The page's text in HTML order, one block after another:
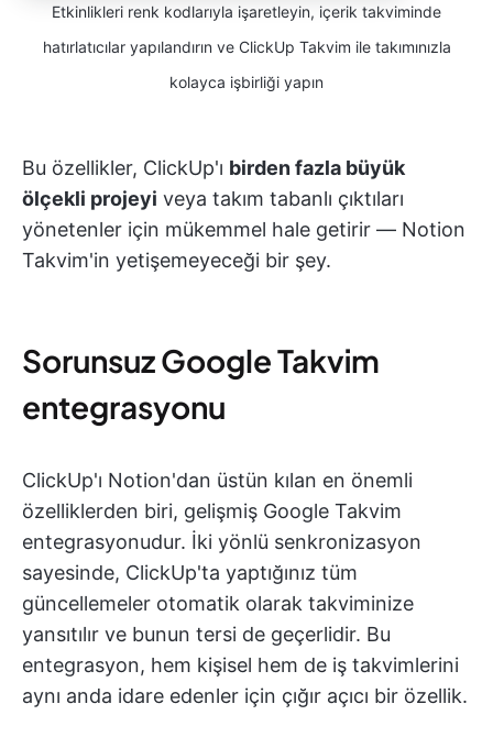
Etkinlikleri renk kodlarıyla işaretleyin, içerik takviminde
hatırlatıcılar yapılandırın ve ClickUp Takvim ile takımınızla
kolayca işbirliği yapın
Bu özellikler, ClickUp'ı birden fazla büyük
ölçekli projeyi veya takım tabanlı çıktıları
yönetenler için mükemmel hale getirir — Notion
Takvim'in yetişemeyeceği bir şey.
Sorunsuz Google Takvim
entegrasyonu
ClickUp'ı Notion'dan üstün kılan en önemli
özelliklerden biri, gelişmiş Google Takvim
entegrasyonudur. İki yönlü senkronizasyon
sayesinde, ClickUp'ta yaptığınız tüm
güncellemeler otomatik olarak takviminize
yansıtılır ve bunun tersi de geçerlidir. Bu
entegrasyon, hem kişisel hem de iş takvimlerini
aynı anda idare edenler için çığır açıcı bir özellik.